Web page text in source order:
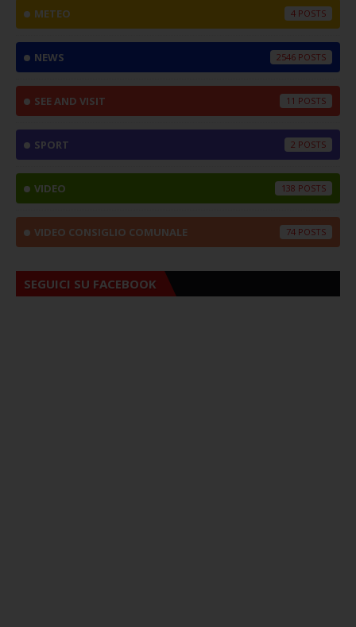
METEO 4
NEWS 2546
SEE AND VISIT 11
SPORT 2
VIDEO 138
VIDEO CONSIGLIO COMUNALE 74
SEGUICI SU FACEBOOK